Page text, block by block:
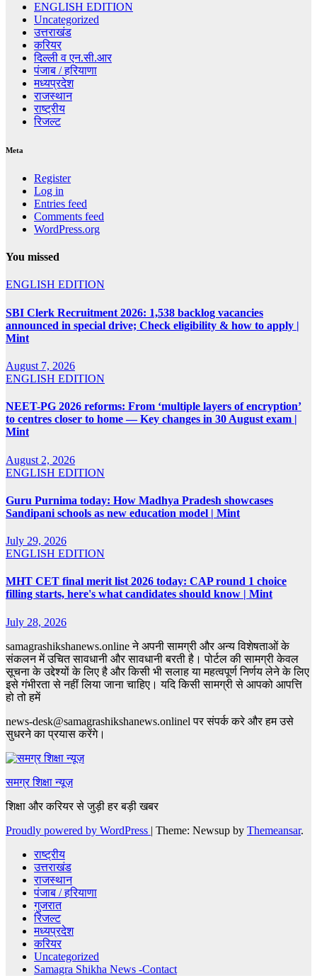
ENGLISH EDITION
Uncategorized
उत्तराखंड
करियर
दिल्ली व एन.सी.आर
पंजाब / हरियाणा
मध्यप्रदेश
राजस्थान
राष्ट्रीय
रिजल्ट
Meta
Register
Log in
Entries feed
Comments feed
WordPress.org
You missed
ENGLISH EDITION
SBI Clerk Recruitment 2026: 1,538 backlog vacancies
announced in special drive; Check eligibility & how to apply |
Mint
August 7, 2026
ENGLISH EDITION
NEET-PG 2026 reforms: From ‘multiple layers of encryption’
to centres closer to home — Key changes in 30 August exam |
Mint
August 2, 2026
ENGLISH EDITION
Guru Purnima today: How Madhya Pradesh showcases
Sandipani schools as new education model | Mint
July 29, 2026
ENGLISH EDITION
MHT CET final merit list 2026 today: CAP round 1 choice
filling starts, here's what candidates should know | Mint
July 28, 2026
samagrashikshanews.online ने अपनी सामग्री और अन्य विशेषताओं के
संकलन में उचित सावधानी और सावधानी बरती है। पोर्टल की सामग्री केवल
सूचना के उद्देश्यों के लिए है और किसी भी सलाह या महत्वपूर्ण निर्णय लेने के लिए
इसे गंभीरता से नहीं लिया जाना चाहिए। यदि किसी सामग्री से आपको आपत्ति
हो तो हमें
news-desk@samagrashikshanews.onlinel पर संपर्क करे और हम उसे
सुधरने का प्रयास करेंगे।
समग्र शिक्षा न्यूज़
शिक्षा और करियर से जुड़ी हर बड़ी खबर
Proudly powered by WordPress | Theme: Newsup by Themeansar.
राष्ट्रीय
उत्तराखंड
राजस्थान
पंजाब / हरियाणा
गुजरात
रिजल्ट
मध्यप्रदेश
करियर
Uncategorized
Samagra Shikha News -Contact